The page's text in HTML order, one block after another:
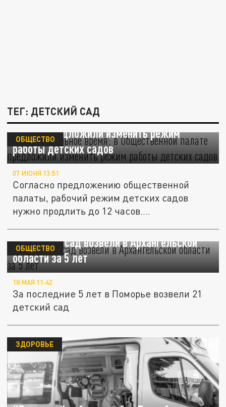
ТЕГ: ДЕТСКИЙ САД
"Нужно резервное время": в Общественной
палате предложили изменить режим
работы детских садов
ОБЩЕСТВО
07 ИЮНЯ 13:51
Согласно предложению общественной
палаты, рабочий режим детских садов
нужно продлить до 12 часов.
21 детский сад возвели в Архангельской
области за 5 лет
ОБЩЕСТВО
18 МАЯ 11:42
За последние 5 лет в Поморье возвели 21
детский сад
ЗДОРОВЬЕ